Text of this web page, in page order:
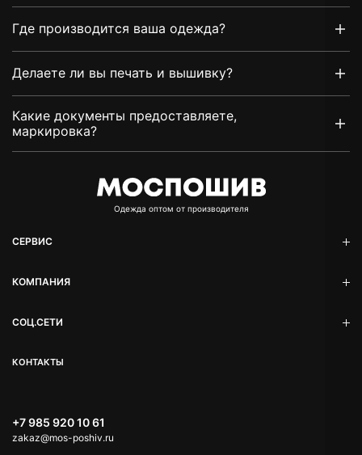
Где производится ваша одежда?
Делаете ли вы печать и вышивку?
Какие документы предоставляете,
маркировка?
Oдежда оптом от производителя
СЕРВИС
КОМПАНИЯ
СОЦ.СЕТИ
КОНТАКТЫ
+7 985 920 10 61
zakaz@mos-poshiv.ru